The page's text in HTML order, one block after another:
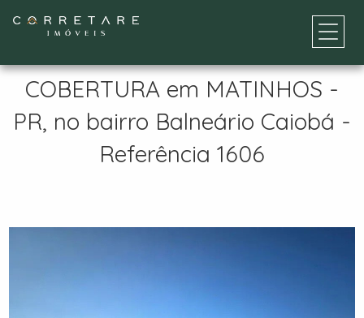
COBERTURA em MATINHOS -
PR, no bairro Balneário Caiobá -
Referência 1606